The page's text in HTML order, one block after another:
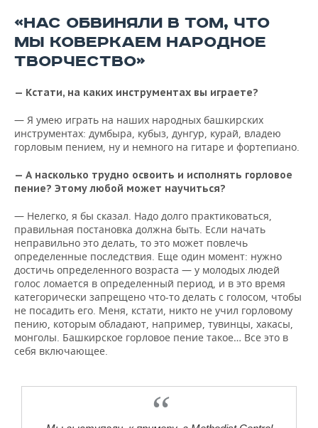
«НАС ОБВИНЯЛИ В ТОМ, ЧТО
МЫ КОВЕРКАЕМ НАРОДНОЕ
ТВОРЧЕСТВО»
— Кстати, на каких инструментах вы играете?
— Я умею играть на наших народных башкирских
инструментах: думбыра, кубыз, дунгур, курай, владею
горловым пением, ну и немного на гитаре и фортепиано.
— А насколько трудно освоить и исполнять горловое
пение? Этому любой может научиться?
— Нелегко, я бы сказал. Надо долго практиковаться,
правильная постановка должна быть. Если начать
неправильно это делать, то это может повлечь
определенные последствия. Еще один момент: нужно
достичь определенного возраста — у молодых людей
голос ломается в определенный период, и в это время
категорически запрещено что-то делать с голосом, чтобы
не посадить его. Меня, кстати, никто не учил горловому
пению, которым обладают, например, тувинцы, хакасы,
монголы. Башкирское горловое пение такое… Все это в
себя включающее.